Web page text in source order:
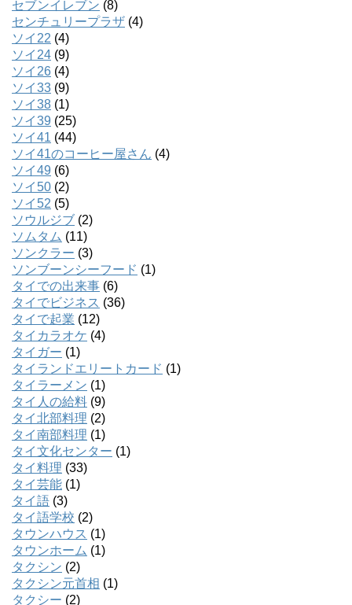
セブンイレブン (8)
センチュリープラザ (4)
ソイ22 (4)
ソイ24 (9)
ソイ26 (4)
ソイ33 (9)
ソイ38 (1)
ソイ39 (25)
ソイ41 (44)
ソイ41のコーヒー屋さん (4)
ソイ49 (6)
ソイ50 (2)
ソイ52 (5)
ソウルジブ (2)
ソムタム (11)
ソンクラー (3)
ソンブーンシーフード (1)
タイでの出来事 (6)
タイでビジネス (36)
タイで起業 (12)
タイカラオケ (4)
タイガー (1)
タイランドエリートカード (1)
タイラーメン (1)
タイ人の給料 (9)
タイ北部料理 (2)
タイ南部料理 (1)
タイ文化センター (1)
タイ料理 (33)
タイ芸能 (1)
タイ語 (3)
タイ語学校 (2)
タウンハウス (1)
タウンホーム (1)
タクシン (2)
タクシン元首相 (1)
タクシー (2)